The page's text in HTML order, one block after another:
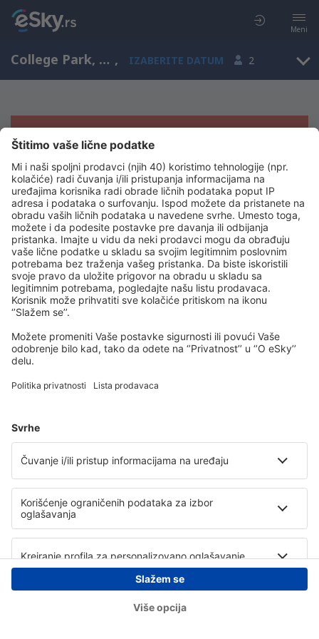
Meni
College Park, Maryland, Sjedinjene Američke Države , IZABERITE DATUM 2
Žao nam je, ne možemo da prikažemo
rezultate
Pokušajte još jednom kad izaberete druge kriterijume
Copyright © eSky.rs. Sva prava zadržana.